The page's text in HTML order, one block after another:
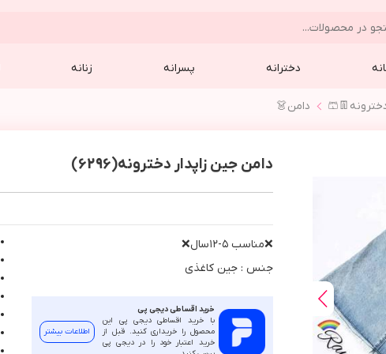
دخترانه پسرانه زنانه
دامن👗
دامن جین زاپدار دخترونه(6296)
❌مناسب ٥-١٢سال❌
جنس : جين كاغذي
خرید اقساطی دیجی پی
با خرید اقساطی دیجی پی این
محصول را خریداری کنید. قبل از
خرید اعتبار خود را در دیجی پی
اطلاعات بیشتر